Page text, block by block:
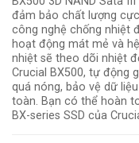
đảm bảo chất lượng
công nghệ chống nhiệt
hoạt động mát mẻ và
nhiệt sẽ theo dõi nhiệt
Crucial BX500, tự động
quá nóng, bảo vệ dữ
toàn. Bạn có thể hoàn
BX-series SSD của